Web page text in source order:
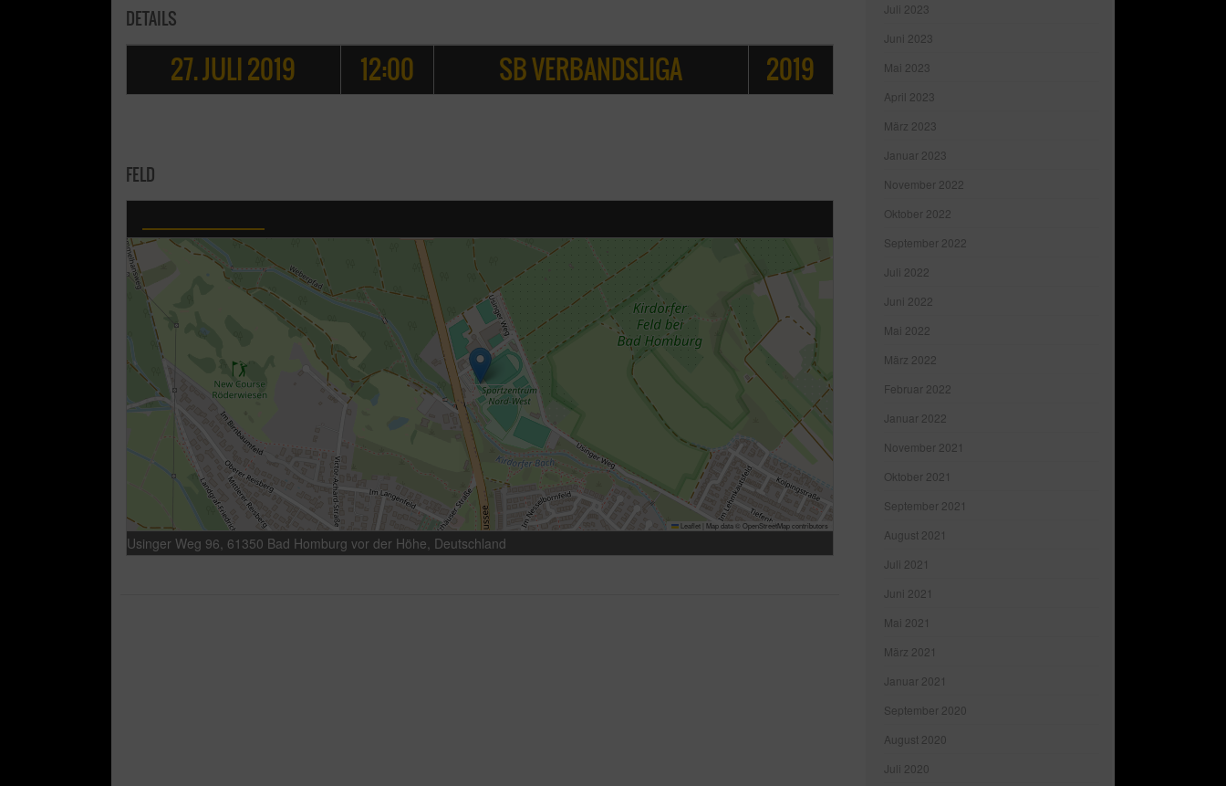
DETAILS
27. JULI 2019 12:00 SB VERBANDSLIGA 2019
FELD
Leaflet Map data © OpenStreetMapcontributors
Usinger Weg 96, 61350 Bad Homburg vor der Höhe, Deutschland
Juli 2023
Juni 2023
Mai 2023
April 2023
März 2023
Januar 2023
November 2022
Oktober 2022
September 2022
Juli 2022
Juni 2022
Mai 2022
März 2022
Februar 2022
Januar 2022
November 2021
Oktober 2021
September 2021
August 2021
Juli 2021
Juni 2021
Mai 2021
März 2021
Januar 2021
September 2020
August 2020
Juli 2020